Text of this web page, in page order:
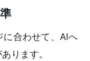
に合わせて、AIへ
ります。